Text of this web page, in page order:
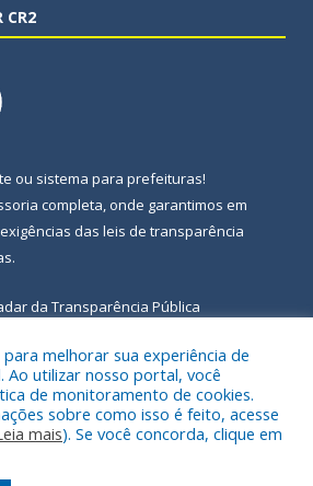
CR2
ou sistema para prefeituras!
completa, onde garantimos em
das leis de transparência
da Transparência Pública
a Prefeitura Municipal de Igarapé-
Açu.
melhorar sua experiência de
Ao utilizar nosso portal, você
de monitoramento de cookies.
sobre como isso é feito, acesse
mais). Se você concorda, clique em